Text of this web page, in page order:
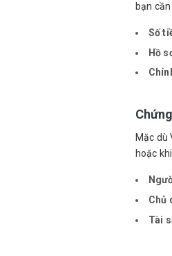
bạn
Số
Hồ
Mặc dù
hoặc
Chủ
Tài